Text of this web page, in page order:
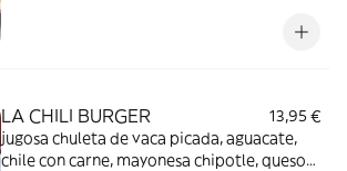
LA CHILI BURGER
13,95 €
jugosa chuleta de vaca picada, aguacate,
chile con carne, mayonesa chipotle, queso